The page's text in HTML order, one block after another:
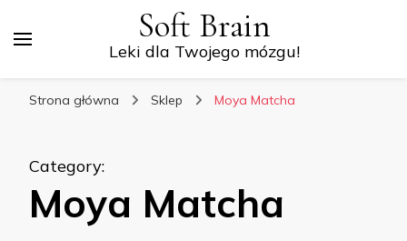
Soft Brain
Leki dla Twojego mózgu!
Strona główna Sklep Moya Matcha
Category:
Moya Matcha